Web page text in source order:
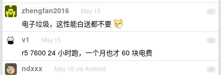
57
zhengfan2016 May 15
电子垃圾，这性能白送都不要
58
v1 May 15
r5 7600 24 小时跑，一个月也才 60 块电费
59
ndxxx May 15 via Android